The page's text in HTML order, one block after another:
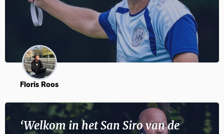
Floris Roos
‘Welkom in het San Siro van de